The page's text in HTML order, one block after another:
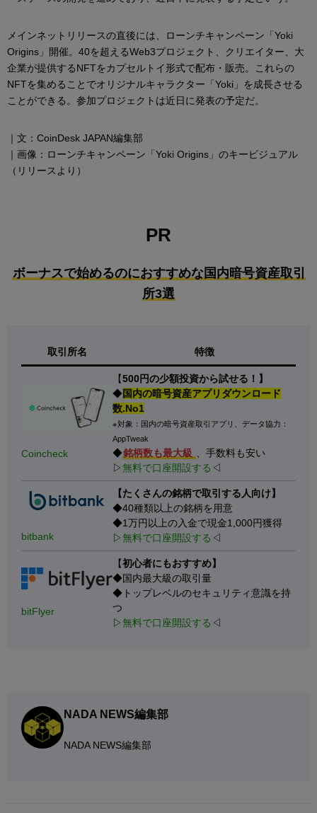
メインネットリリースの直後には、ローンチキャンペーン「Yoki
Origins」開催。40を超えるWeb3プロジェクト、クリエイター、大
企業が提供するNFTをカプセルトイ形式で配布・販売。これらの
NFTを集めることでオリジナルキャラクター「Yoki」を成長させる
ことができる。参加プロジェクトは近日に発表の予定だ。
｜文：CoinDesk JAPAN編集部
｜画像：ローンチキャンペーン「Yoki Origins」のキービジュアル
（リリースより）
PR
ボーナスで始めるのにおすすめな国内暗号資産取引
所3選
取引所名 特徴
Coincheck
【500円の少額投資から試せる！】
◆国内の暗号資産アプリダウンロード
数.No1
※対象：国内の暗号資産取引アプリ、データ協力：
AppTweak
◆銘柄数も最大級
、手数料も安い
▷無料で口座開設する ◁
bitbank
【たくさんの銘柄で取引する人向け】
◆40種類以上の銘柄を用意
◆1万円以上の入金で現金1,000円獲得
▷無料で口座開設する ◁
bitFlyer
【初心者にもおすすめ】
◆国内最大級の取引量
◆トップレベルのセキュリティ意識を持
つ
▷無料で口座開設する ◁
NADA NEWS編集部
NADA NEWS編集部